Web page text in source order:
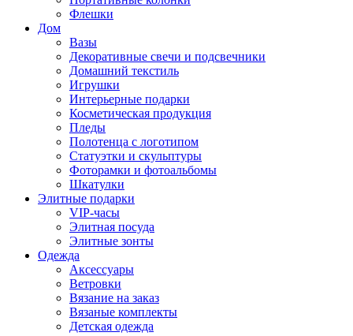
Флешки
Дом
Вазы
Декоративные свечи и подсвечники
Домашний текстиль
Игрушки
Интерьерные подарки
Косметическая продукция
Пледы
Полотенца с логотипом
Статуэтки и скульптуры
Фоторамки и фотоальбомы
Шкатулки
Элитные подарки
VIP-часы
Элитная посуда
Элитные зонты
Одежда
Аксессуары
Ветровки
Вязание на заказ
Вязаные комплекты
Детская одежда